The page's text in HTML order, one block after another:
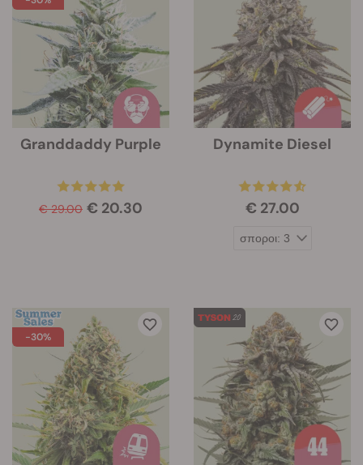
Granddaddy Purple
€ 29.00 € 20.30
Dynamite Diesel
€ 27.00
-30%